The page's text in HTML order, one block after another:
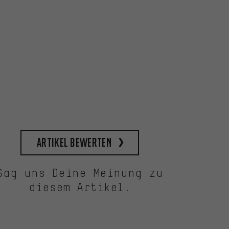
Artikel bewerten
uns Deine Meinung zu
diesem Artikel.